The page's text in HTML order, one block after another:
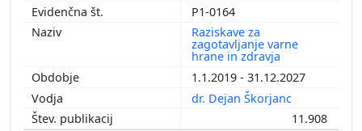
P1-0164
Raziskave za
zagotavljanje varne
hrane in zdravja
1.1.2019 - 31.12.2027
dr. Dejan Škorjanc
11.908